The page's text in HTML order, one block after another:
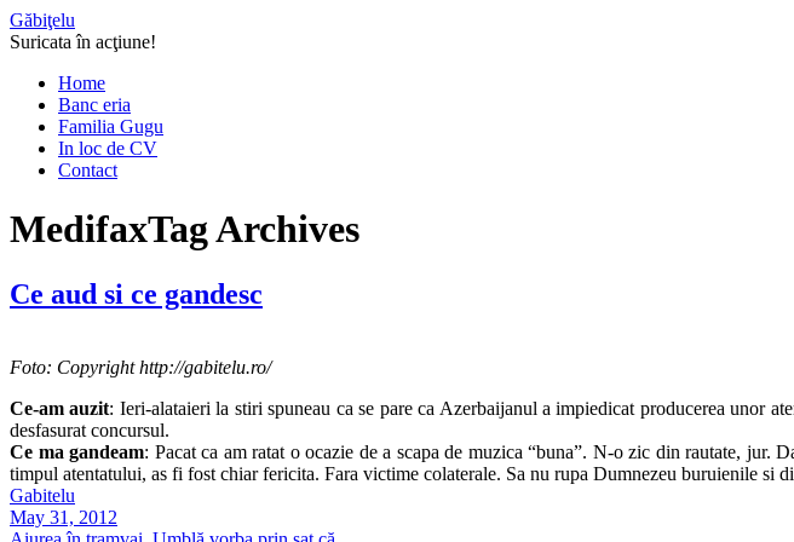
Găbiţelu
Suricata în acţiune!
Home
Banc eria
Familia Gugu
In loc de CV
Contact
MedifaxTag Archives
Ce aud si ce gandesc
Foto: Copyright http://gabitelu.ro/
Ce-am auzit: Ieri-alataieri la stiri spuneau ca se pare ca Azerbaijanul a impiedicat producerea unor
desfasurat concursul.
Ce ma gandeam: Pacat ca am ratat o ocazie de a scapa de muzica “buna”. N-o zic din rautate,
timpul atentatului, as fi fost chiar fericita. Fara victime colaterale. Sa nu rupa Dumnezeu buruienile si
Gabitelu
May 31, 2012